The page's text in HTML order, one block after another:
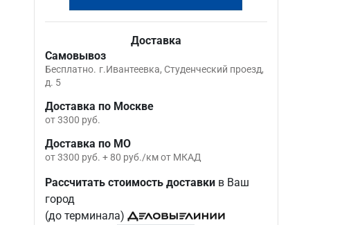
Доставка
Самовывоз
Бесплатно. г.Ивантеевка, Студенческий проезд,
д. 5
Доставка по Москве
от 3300 руб.
Доставка по МО
от 3300 руб. + 80 руб./км от МКАД
Рассчитать стоимость доставкив Ваш
город
(до терминала)